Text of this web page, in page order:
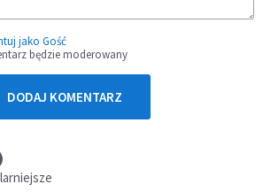
jako Gość
będzie moderowany
DODAJ KOMENTARZ